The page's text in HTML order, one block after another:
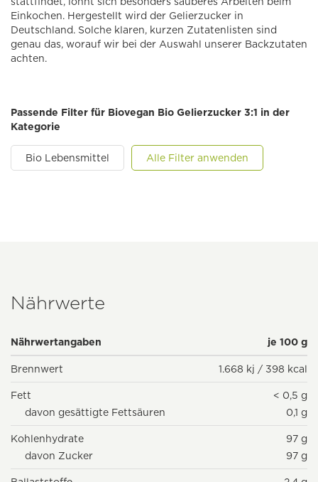
Einkochen. Hergestellt wird der Gelierzucker in
Deutschland. Solche klaren, kurzen Zutatenlisten sind
genau das, worauf wir bei der Auswahl unserer Backzutaten
achten.
Passende Filter für Biovegan Bio Gelierzucker 3:1 in der
Kategorie
Bio Lebensmittel Alle Filter anwenden
Nährwerte
Nährwertangaben je 100 g
Brennwert 1.668 kj / 398 kcal
Fett
< 0,5 g
davon gesättigte Fettsäuren
0,1 g
Kohlenhydrate
97 g
davon Zucker
97 g